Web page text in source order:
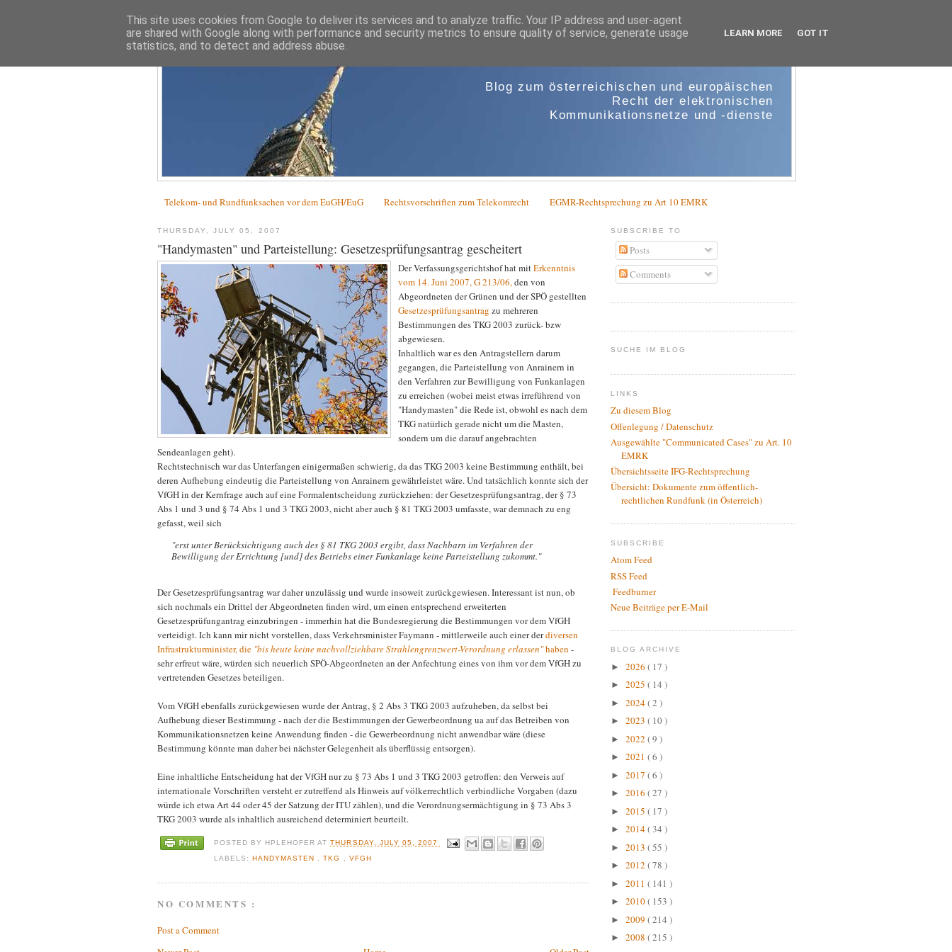
Blog zum österreichischen und europäischen
Recht der elektronischen
Kommunikationsnetze und -dienste
Telekom- und Rundfunksachen vor dem EuGH/EuG Rechtsvorschriften zum Telekomrecht EGMR-Rechtsprechung zu Art 10 EMRK
THURSDAY, JULY 05, 2007
"Handymasten" und Parteistellung: Gesetzesprüfungsantrag gescheitert
Der Verfassungsgerichtshof hat mitErkenntnis
vom 14. Juni 2007, G 213/06,den von
Abgeordneten der Grünen und der SPÖ gestellten
Gesetzesprüfungsantrag zu mehreren
Bestimmungen des TKG 2003 zurück- bzw
abgewiesen.
Inhaltlich war es den Antragstellern darum
gegangen, die Parteistellung von Anrainern in
den Verfahren zur Bewilligung von Funkanlagen
zu erreichen (wobei meist etwas irreführend von
"Handymasten" die Rede ist, obwohl es nach dem
TKG natürlich gerade nicht um die Masten,
sondern um die darauf angebrachten
Sendeanlagen geht).
Rechtstechnisch war das Unterfangen einigermaßen schwierig, da das TKG 2003 keine Bestimmung enthält, bei
deren Aufhebung eindeutig die Parteistellung von Anrainern gewährleistet wäre. Und tatsächlich konnte sich der
VfGH in der Kernfrage auch auf eine Formalentscheidung zurückziehen: der Gesetzesprüfungsantrag, der § 73
Abs 1 und 3 und § 74 Abs 1 und 3 TKG 2003, nicht aber auch § 81 TKG 2003 umfasste, war demnach zu eng
gefasst, weil sich
"erst unter Berücksichtigung auch des § 81 TKG 2003 ergibt, dass Nachbarn im Verfahren der
Bewilligung der Errichtung [und] des Betriebs einer Funkanlage keine Parteistellung zukommt."
Der Gesetzesprüfungsantrag war daher unzulässig und wurde insoweit zurückgewiesen. Interessant ist nun, ob
sich nochmals ein Drittel der Abgeordneten finden wird, um einen entsprechend erweiterten
Gesetzesprüfungantrag einzubringen - immerhin hat die Bundesregierung die Bestimmungen vor dem VfGH
verteidigt. Ich kann mir nicht vorstellen, dass Verkehrsminister Faymann - mittlerweile auch einer derdiversen
Infrastrukturminister, die "bis heute keine nachvollziehbare Strahlengrenzwert-Verordnung erlassen"haben -
sehr erfreut wäre, würden sich neuerlich SPÖ-Abgeordneten an der Anfechtung eines von ihm vor dem VfGH zu
vertretenden Gesetzes beteiligen.
Vom VfGH ebenfalls zurückgewiesen wurde der Antrag, § 2 Abs 3 TKG 2003 aufzuheben, da selbst bei
Aufhebung dieser Bestimmung - nach der die Bestimmungen der Gewerbeordnung ua auf das Betreiben von
Kommunikationsnetzen keine Anwendung finden - die Gewerbeordnung nicht anwendbar wäre (diese
Bestimmung könnte man daher bei nächster Gelegenheit als überflüssig entsorgen).
Eine inhaltliche Entscheidung hat der VfGH nur zu § 73 Abs 1 und 3 TKG 2003 getroffen: den Verweis auf
internationale Vorschriften versteht er zutreffend als Hinweis auf völkerrechtlich verbindliche Vorgaben (dazu
würde ich etwa Art 44 oder 45 der Satzung der ITU zählen), und die Verordnungsermächtigung in § 73 Abs 3
TKG 2003 wurde als inhaltlich ausreichend determiniert beurteilt.
POSTED BY HPLEHOFERATTHURSDAY, JULY 05, 2007
LABELS:HANDYMASTEN ,TKG VFGH
NO COMMENTS :
Post a Comment
SUBSCRIBE TO
Posts
Comments
SUCHE IM BLOG
LINKS
Zu diesem Blog
Offenlegung / Datenschutz
Ausgewählte "Communicated Cases" zu Art. 10
EMRK
Übersichtsseite IFG-Rechtsprechung
Übersicht: Dokumente zum öffentlich-
rechtlichen Rundfunk (in Österreich)
SUBSCRIBE
Atom Feed
RSS Feed
Feedburner
Neue Beiträge per E-Mail
BLOG ARCHIVE
► 2026 ( 17 )
► 2025 ( 14 )
► 2024( 2 )
► 2023 ( 10 )
► 2022 ( 9 )
► 2021 ( 6 )
► 2017 ( 6 )
► 2016 ( 27 )
► 2015 ( 17 )
► 2014( 34 )
► 2013 ( 55 )
► 2012 ( 78 )
► 2011 ( 141 )
► 2010( 153 )
► 2009 ( 214 )
► 2008 ( 215 )
This site uses cookies from Google to deliver its services and to analyze traffic. Your IP address and user-agent
are shared with Google along with performance and security metrics to ensure quality of service, generate usage
statistics, and to detect and address abuse.
LEARN MORE GOT IT